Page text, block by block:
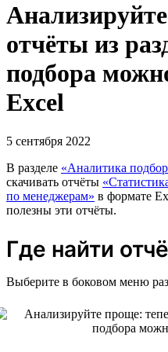
отчёты из
подбора
Excel
5 сентября 2022
В разделе «Аналитика
скачивать отчёты
по менеджерам» в формате
полезны эти отчёты.
Где найти
Выберите в боковом меню